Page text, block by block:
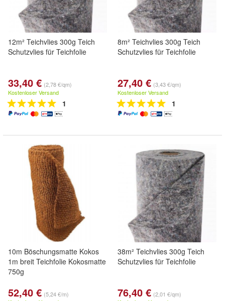
12m² Teichvlies 300g Teich
Schutzvlies für Teichfolie
33,40 € (2,78 €/qm)
Kostenloser Versand
1
8m² Teichvlies 300g Teich
Schutzvlies für Teichfolie
27,40 € (3,43 €/qm)
Kostenloser Versand
1
10m Böschungsmatte Kokos
1m breit Teichfolie Kokosmatte
750g
52,40 € (5,24 €/m)
38m² Teichvlies 300g Teich
Schutzvlies für Teichfolie
76,40 € (2,01 €/qm)